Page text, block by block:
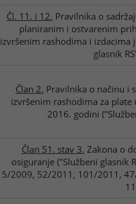
Čl. 11. i 12. Pravilnika o
planiranim i ostvarenim
izvršenim rashodima i izdacima
glasnik
Član 2. Pravilnika o načinu i
izvršenim rashodima za
2016. godini
Član 51. stav 3. Zakona o
osiguranje ("Službeni
5/2009, 52/2011, 101/2011,